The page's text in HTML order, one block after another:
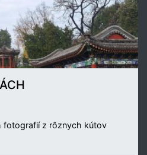
z rôznych kútov